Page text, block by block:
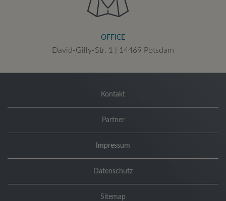
OFFICE
David-Gilly-Str. 1 | 14469 Potsdam
Kontakt
Partner
Impressum
Datenschutz
Sitemap